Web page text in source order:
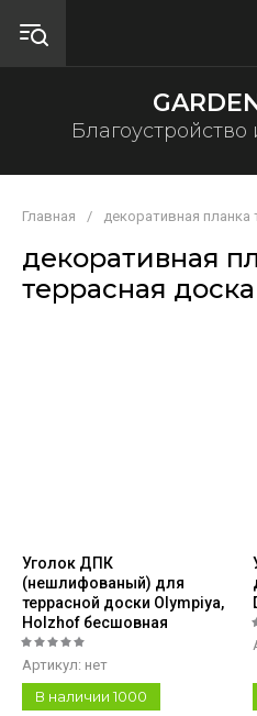
Благоустройство
Главная / декоративная планка
декоративная
террасная доска
Уголок ДПК
(нешлифованый) для
террасной доски Olympiya,
Holzhof бесшовная
Артикул: нет
В наличии1000